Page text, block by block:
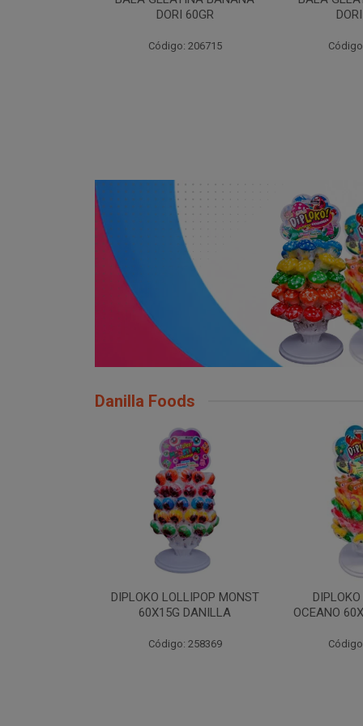
DORI 60GR
Código: 206720
Danilla Foods
DIPLOKO LOLLIPOP
OCEANO 60X15G DANILLA
Código: 258620
DIPLOKO
POP